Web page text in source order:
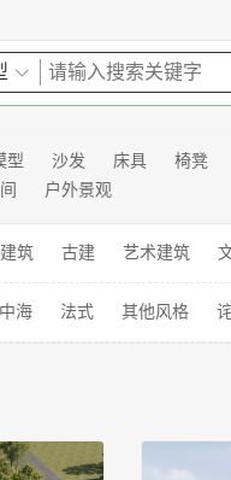
型 沙发 床具 椅凳
户外景观
筑 古建 艺术建筑
海 法式 其他风格